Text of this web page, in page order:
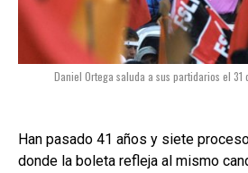
Daniel Ortega saluda a sus partidarios el 31
Han pasado 41 años y siete
donde la boleta refleja al mismo